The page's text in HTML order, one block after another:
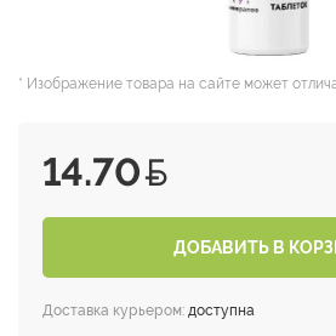
* Изображение товара на сайте может
14.70
ДОБАВИТЬ В
Доставка курьером: доступна